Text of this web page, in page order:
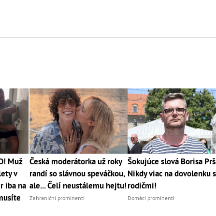
Muž
v
iba na
Česká moderátorka už roky
randí so slávnou speváčkou,
ale... Čelí neustálemu hejtu!
Zahraniční prominenti
Šokujúce slová Borisa
Nikdy viac na dovolenku s
rodičmi!
Domáci prominenti